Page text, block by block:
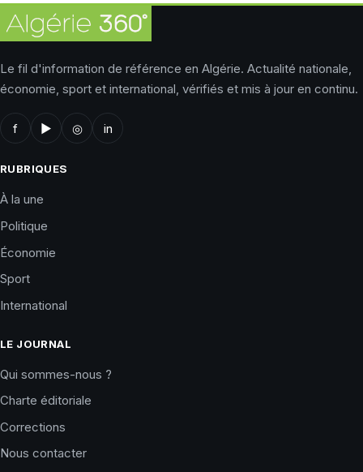
Le fil d'information de référence en Algérie. Actualité nationale,
économie, sport et international, vérifiés et mis à jour en continu.
f ▶ ◎ in
RUBRIQUES
À la une
Politique
Économie
Sport
International
LE JOURNAL
Qui sommes-nous ?
Charte éditoriale
Corrections
Nous contacter